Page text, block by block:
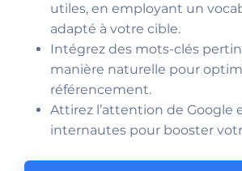
utiles, en employant un
adapté à votre cible.
Intégrez des mots-clés
manière naturelle pour
référencement.
Attirez l’attention de Google
internautes pour booster